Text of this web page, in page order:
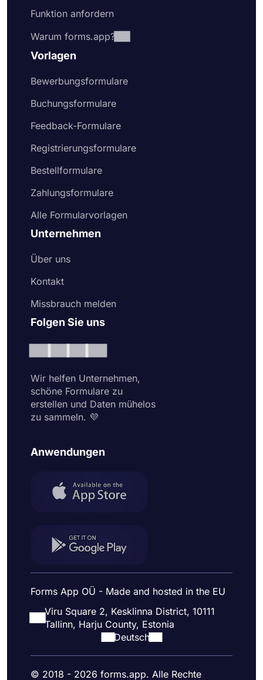
Funktion anfordern
Warum forms.app?
Vorlagen
Bewerbungsformulare
Buchungsformulare
Feedback-Formulare
Registrierungsformulare
Bestellformulare
Zahlungsformulare
Alle Formularvorlagen
Unternehmen
Über uns
Kontakt
Missbrauch melden
Folgen Sie uns
Wir helfen Unternehmen,
schöne Formulare zu
erstellen und Daten mühelos
zu sammeln. 💜
Anwendungen
Forms App OÜ - Made and hosted in the EU
Viru Square 2, Kesklinna District, 10111
Tallinn, Harju County, Estonia
Deutsch
© 2018 - 2026 forms.app. Alle Rechte